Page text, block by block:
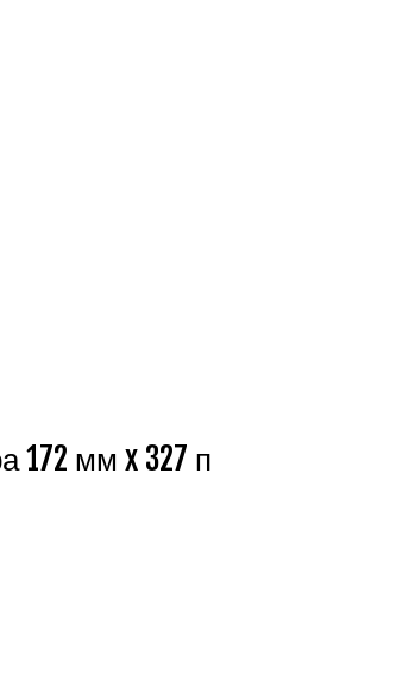
172 мм x 327 п